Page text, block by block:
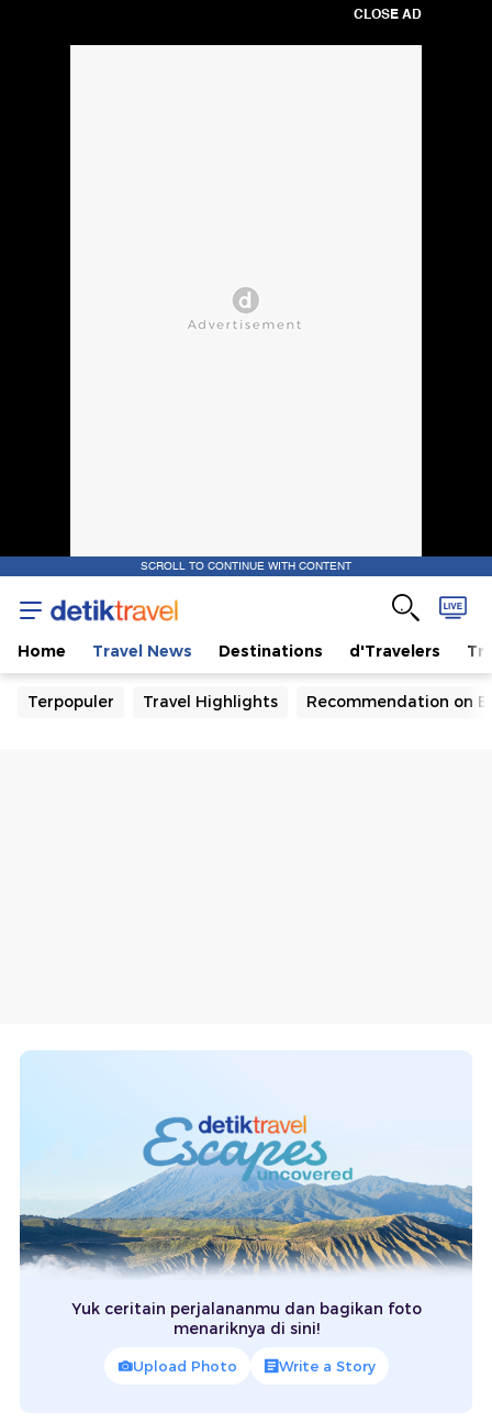
CLOSE AD
SCROLL TO CONTINUE WITH CONTENT
Home Travel News Destinations d'Travelers
Terpopuler Travel Highlights Recommendation on
Yuk ceritain perjalananmu dan bagikan foto
menariknya di sini!
Upload Photo Write a Story